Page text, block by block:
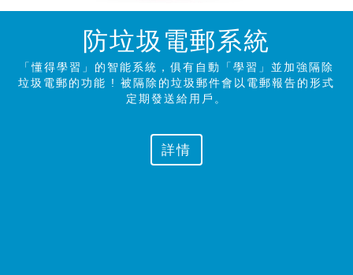
防垃圾電郵系統
「懂得學習」的智能系統，俱有自動「學習」並加強隔除
垃圾電郵的功能 ! 被隔除的垃圾郵件會以電郵報告的形式
定期發送給 用戶。
詳情